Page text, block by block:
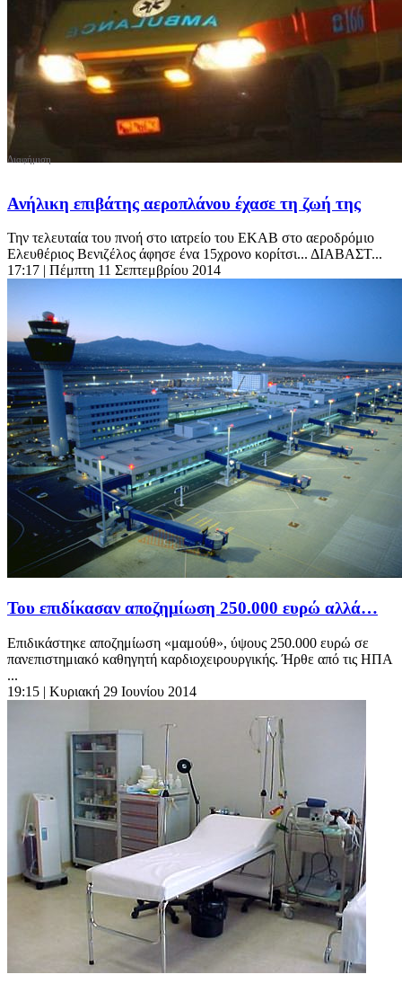
Ανήλικη επιβάτης αεροπλάνου έχασε τη ζωή της
Την τελευταία του πνοή στο ιατρείο του ΕΚΑΒ στο αεροδρόμιο
Ελευθέριος Βενιζέλος άφησε ένα 15χρονο κορίτσι... ΔΙΑΒΑΣΤ...
17:17 | Πέμπτη 11 Σεπτεμβρίου 2014
Του επιδίκασαν αποζημίωση 250.000 ευρώ αλλά…
Επιδικάστηκε αποζημίωση «μαμούθ», ύψους 250.000 ευρώ σε
πανεπιστημιακό καθηγητή καρδιοχειρουργικής. Ήρθε από τις ΗΠΑ
...
19:15 | Κυριακή 29 Ιουνίου 2014